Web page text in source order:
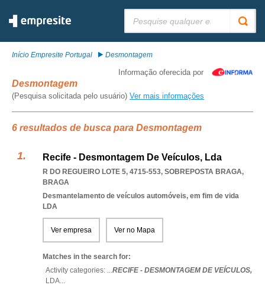
Início Empresite Portugal Desmontagem
Informação oferecida por
Desmontagem
(Pesquisa solicitada pelo usuário) Ver mais informações
6 resultados de busca para Desmontagem
Recife - Desmontagem De Veículos, Lda
R DO REGUEIRO LOTE 5, 4715-553, SOBREPOSTA BRAGA,
BRAGA
Desmantelamento de veículos automóveis, em fim de vida
LDA
Ver empresa Ver no Mapa
Matches in the search for:
Activity categories: ...RECIFE - DESMONTAGEM DE VEÍCULOS,
LDA...